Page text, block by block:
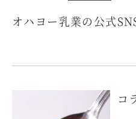
オハヨー乳業の公式
コ